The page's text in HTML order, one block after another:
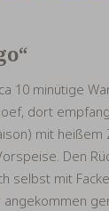
10 minütige
dort
mit heißem
Den
selbst mit